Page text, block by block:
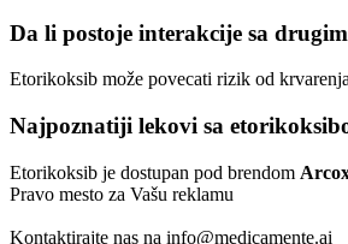
Da li postoje interakcije sa
Etorikoksib može povecati rizik od
Najpoznatiji lekovi sa
Etorikoksib je dostupan pod brendom
Pravo mesto za Vašu reklamu
Kontaktirajte nas na info@medicamente.ai